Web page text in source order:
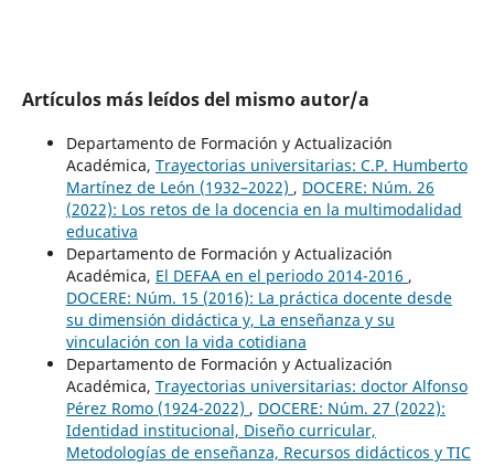
Artículos más leídos del mismo autor/a
Departamento de Formación y Actualización
Académica, Trayectorias universitarias: C.P. Humberto
Martínez de León (1932–2022) , DOCERE: Núm. 26
(2022): Los retos de la docencia en la multimodalidad
educativa
Departamento de Formación y Actualización
Académica, El DEFAA en el periodo 2014-2016 ,
DOCERE: Núm. 15 (2016): La práctica docente desde
su dimensión didáctica y, La enseñanza y su
vinculación con la vida cotidiana
Departamento de Formación y Actualización
Académica, Trayectorias universitarias: doctor Alfonso
Pérez Romo (1924-2022) , DOCERE: Núm. 27 (2022):
Identidad institucional, Diseño curricular,
Metodologías de enseñanza, Recursos didácticos y TIC